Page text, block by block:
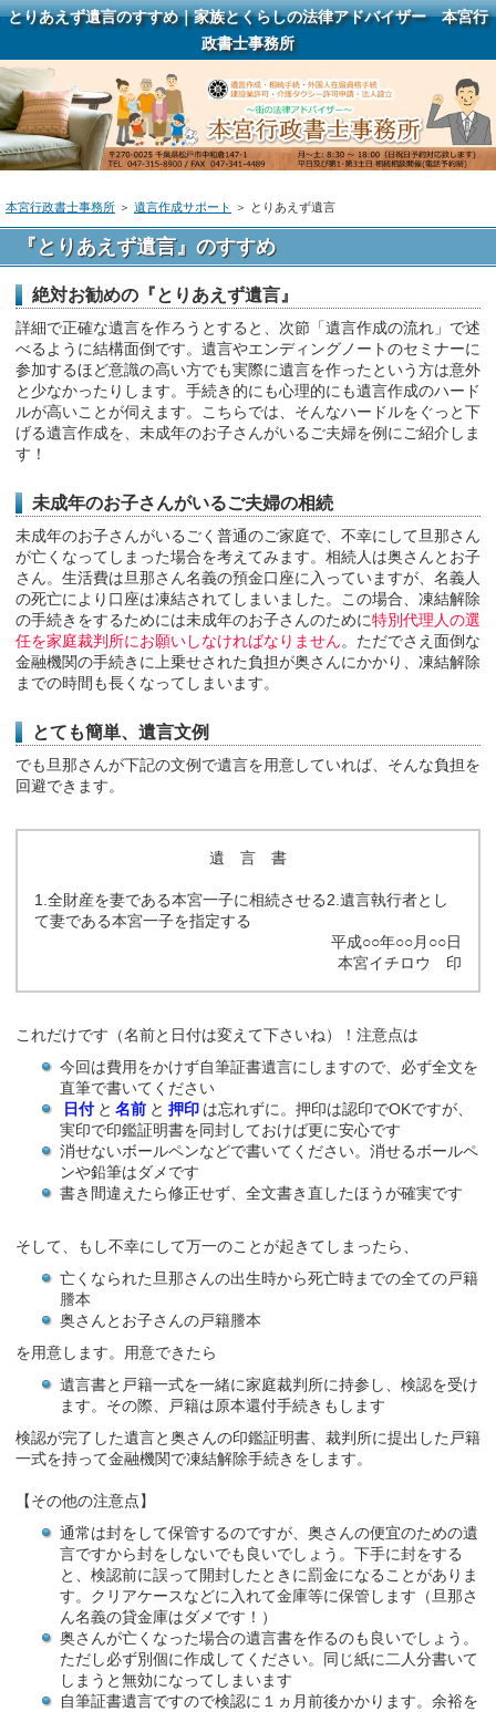
とりあえず遺言のすすめ｜家族とくらしの法律アドバイザー 本宮行
政書士事務所
本宮行政書士事務所 ＞ 遺言作成サポート ＞ とりあえず遺言
『とりあえず遺言』のすすめ
絶対お勧めの『とりあえず遺言』
詳細で正確な遺言を作ろうとすると、次節「遺言作成の流れ」で述
べるように結構面倒です。遺言やエンディングノートのセミナーに
参加するほど意識の高い方でも実際に遺言を作ったという方は意外
と少なかったりします。手続き的にも心理的にも遺言作成のハード
ルが高いことが伺えます。こちらでは、そんなハードルをぐっと下
げる遺言作成を、未成年のお子さんがいるご夫婦を例にご紹介しま
す！
未成年のお子さんがいるご夫婦の相続
未成年のお子さんがいるごく普通のご家庭で、不幸にして旦那さん
が亡くなってしまった場合を考えてみます。相続人は奥さんとお子
さん。生活費は旦那さん名義の預金口座に入っていますが、名義人
の死亡により口座は凍結されてしまいました。この場合、凍結解除
の手続きをするためには未成年のお子さんのために特別代理人の選
任を家庭裁判所にお願いしなければなりません。ただでさえ面倒な
金融機関の手続きに上乗せされた負担が奥さんにかかり、凍結解除
までの時間も長くなってしまいます。
とても簡単、遺言文例
でも旦那さんが下記の文例で遺言を用意していれば、そんな負担を
回避できます。
遺 言 書
1.全財産を妻である本宮一子に相続させる2.遺言執行者とし
て妻である本宮一子を指定する
平成○○年○○月○○日
本宮イチロウ 印
これだけです（名前と日付は変えて下さいね）！注意点は
今回は費用をかけず自筆証書遺言にしますので、必ず全文を
直筆で書いてください
日付 と 名前 と 押印 は忘れずに。押印は認印でOKですが、
実印で印鑑証明書を同封しておけば更に安心です
消せないボールペンなどで書いてください。消せるボールペ
ンや鉛筆はダメです
書き間違えたら修正せず、全文書き直したほうが確実です
そして、もし不幸にして万一のことが起きてしまったら、
亡くなられた旦那さんの出生時から死亡時までの全ての戸籍
謄本
奥さんとお子さんの戸籍謄本
を用意します。用意できたら
遺言書と戸籍一式を一緒に家庭裁判所に持参し、検認を受け
ます。その際、戸籍は原本還付手続きもします
検認が完了した遺言と奥さんの印鑑証明書、裁判所に提出した戸籍
一式を持って金融機関で凍結解除手続きをします。
【その他の注意点】
通常は封をして保管するのですが、奥さんの便宜のための遺
言ですから封をしないでも良いでしょう。下手に封をする
と、検認前に誤って開封したときに罰金になることがありま
す。クリアケースなどに入れて金庫等に保管します（旦那さ
ん名義の貸金庫はダメです！）
奥さんが亡くなった場合の遺言書を作るのも良いでしょう。
ただし必ず別個に作成してください。同じ紙に二人分書いて
しまうと無効になってしまいます
自筆証書遺言ですので検認に１ヵ月前後かかります。余裕を